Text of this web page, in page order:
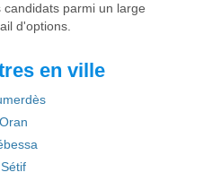
parmi un large
d'options.
en ville
Oran
Sétif